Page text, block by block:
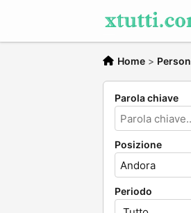
Home >
Parola chiave
Posizione
Periodo